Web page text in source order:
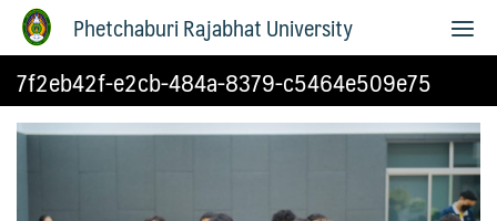
Phetchaburi Rajabhat University
7f2eb42f-e2cb-484a-8379-c5464e509e75